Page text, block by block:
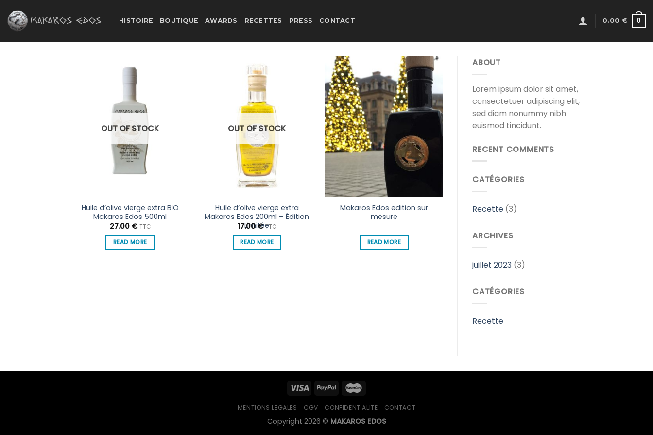
content
HISTOIRE BOUTIQUE AWARDS RECETTES PRESS CONTACT 0.00 € 0
OUT OF STOCK
Huile d’olive vierge extra BIO
Makaros Edos 500ml
27.00 € TTC
READ MORE
OUT OF STOCK
Huile d’olive vierge extra
Makaros Edos 200ml – Édition
Limitée
17.00€ TTC
READ MORE
Makaros Edos edition sur
mesure
READ MORE
ABOUT
Lorem ipsum dolor sit amet,
consectetuer adipiscing elit,
sed diam nonummy nibh
euismod tincidunt.
RECENT COMMENTS
CATÉGORIES
Recette (3)
ARCHIVES
juillet 2023 (3)
CATÉGORIES
Recette
MENTIONS LEGALES CGV CONFIDENTIALITE CONTACT
Copyright 2026 © MAKAROS EDOS